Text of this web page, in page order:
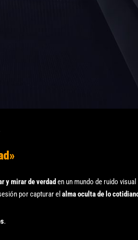
y mirar de verdad en un mundo de ruido visual
por capturar el alma oculta de lo
.